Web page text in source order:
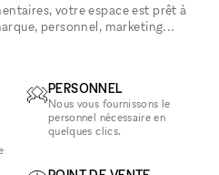
votre espace est prêt à
personnel, marketing...
PERSONNEL
Nous vous fournissons le
personnel nécessaire en
quelques clics.